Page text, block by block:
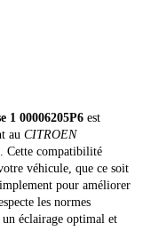
1 00006205P6 est
au CITROEN
. Cette compatibilité
véhicule, que ce soit
pour améliorer
les normes
un éclairage optimal et